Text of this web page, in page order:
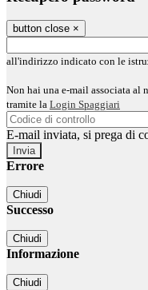
button close ×
all'indirizzo indicato con le
Non hai una e-mail associata al
tramite la Login Spaggiari
E-mail inviata, si prega di
Errore
Chiudi
Successo
Chiudi
Informazione
Chiudi